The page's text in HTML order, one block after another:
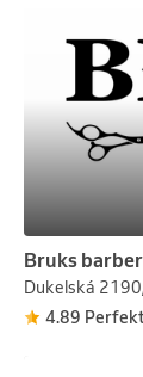
Bruks
Dukelská
4.89